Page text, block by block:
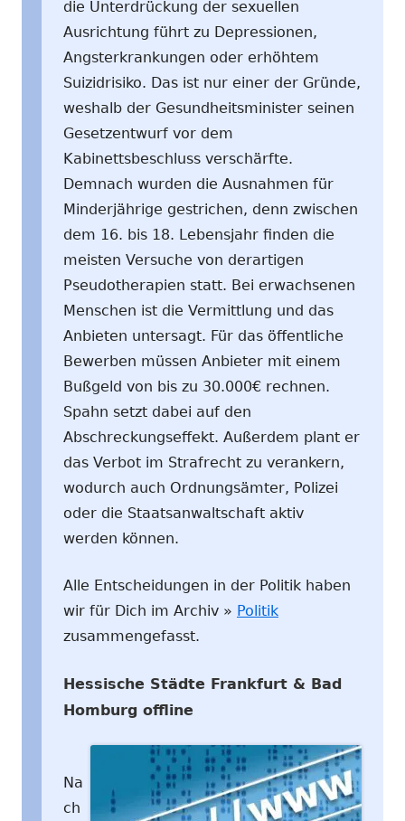
die Unterdrückung der sexuellen
Ausrichtung führt zu Depressionen,
Angsterkrankungen oder erhöhtem
Suizidrisiko. Das ist nur einer der Gründe,
weshalb der Gesundheitsminister seinen
Gesetzentwurf vor dem
Kabinettsbeschluss verschärfte.
Demnach wurden die Ausnahmen für
Minderjährige gestrichen, denn zwischen
dem 16. bis 18. Lebensjahr finden die
meisten Versuche von derartigen
Pseudotherapien statt. Bei erwachsenen
Menschen ist die Vermittlung und das
Anbieten untersagt. Für das öffentliche
Bewerben müssen Anbieter mit einem
Bußgeld von bis zu 30.000€ rechnen.
Spahn setzt dabei auf den
Abschreckungseffekt. Außerdem plant er
das Verbot im Strafrecht zu verankern,
wodurch auch Ordnungsämter, Polizei
oder die Staatsanwaltschaft aktiv
werden können.
Alle Entscheidungen in der Politik haben
wir für Dich im Archiv » Politik
zusammengefasst.
Hessische Städte Frankfurt & Bad
Homburg offline
Na
ch